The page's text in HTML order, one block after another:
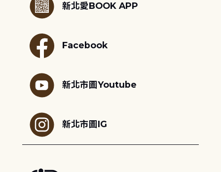
新北愛BOOK APP
Facebook
新北市圖Youtube
新北市圖IG